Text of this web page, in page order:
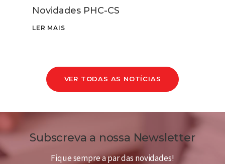
Novidades PHC-CS
LER MAIS
VER TODAS AS NOTÍCIAS
Subscreva a nossa Newsletter
Fique sempre a par das novidades!